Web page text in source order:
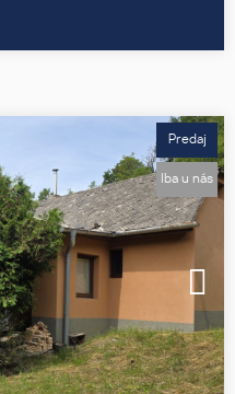
Predaj
Iba u nás